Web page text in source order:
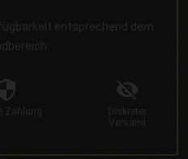
entsprechend dem
Zahlung
Diskreter
Versand